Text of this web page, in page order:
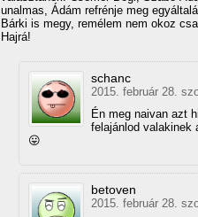
unalmas, Ádám refrénje meg
Bárki is megy, remélem nem okoz
Hajrá!
schanc
2015. február 28.
Én meg naivan azt
felajánlod
😛
betoven
2015. február 28.